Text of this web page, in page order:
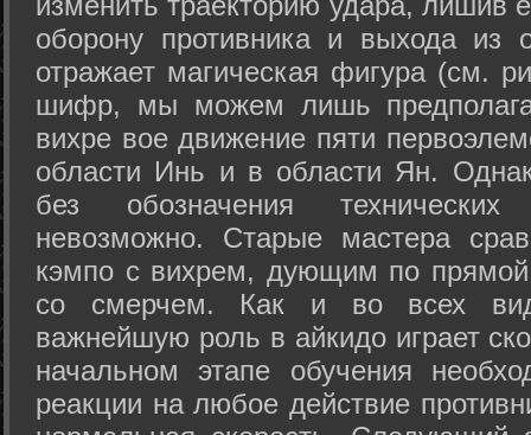
оборону противника и выхода из
отражает магическая фигура (см.
шифр, мы можем лишь
вихре вое движение пяти
области Инь и в области Ян.
без обозначения
невозможно. Старые мастера
кэмпо с вихрем, дующим по
со смерчем. Как и во всех
важнейшую роль в айкидо играет
начальном этапе обучения
реакции на любое действие